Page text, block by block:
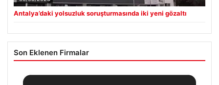
Antalya’daki yolsuzluk soruşturmasında iki yeni gözaltı
Son Eklenen Firmalar